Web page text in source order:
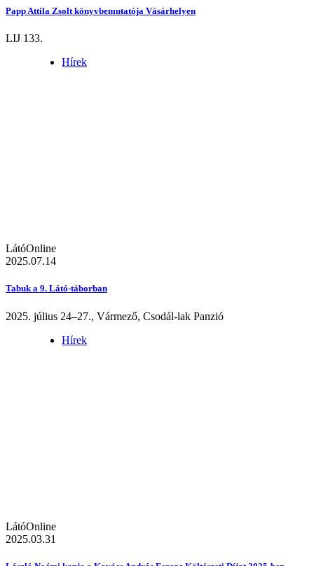
Papp Attila Zsolt könyvbemutatója Vásárhelyen
LIJ 133.
Hírek
LátóOnline
2025.07.14
Tabuk a 9. Látó-táborban
2025. július 24–27., Vármező, Csodál-lak Panzió
Hírek
LátóOnline
2025.03.31